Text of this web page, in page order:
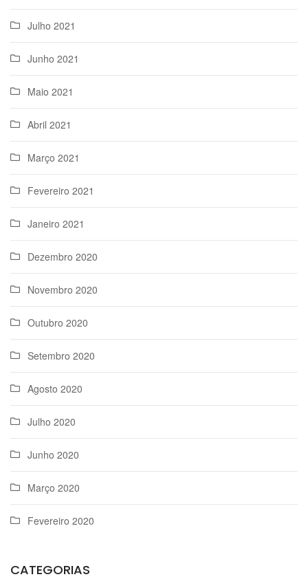
Julho 2021
Junho 2021
Maio 2021
Abril 2021
Março 2021
Fevereiro 2021
Janeiro 2021
Dezembro 2020
Novembro 2020
Outubro 2020
Setembro 2020
Agosto 2020
Julho 2020
Junho 2020
Março 2020
Fevereiro 2020
CATEGORIAS